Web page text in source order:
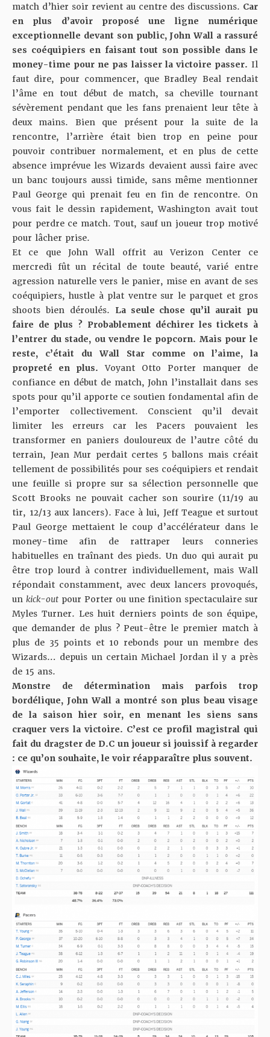
match d’hier soir revient au centre des discussions. Car
en plus d’avoir proposé une ligne numérique
exceptionnelle devant son public, John Wall a rassuré
ses coéquipiers en faisant tout son possible dans le
money-time pour ne pas laisser la victoire passer. Il
faut dire, pour commencer, que Bradley Beal rendait
l’âme en tout début de match, sa cheville tournant
sévèrement pendant que les fans prenaient leur tête à
deux mains. Bien que présent pour la suite de la
rencontre, l’arrière était bien trop en peine pour
pouvoir contribuer normalement, et en plus de cette
absence imprévue les Wizards devaient aussi faire avec
un banc toujours aussi timide, sans même mentionner
Paul George qui prenait feu en fin de rencontre. On
vous fait le dessin rapidement, Washington avait tout
pour perdre ce match. Tout, sauf un joueur trop motivé
pour lâcher prise.
Et ce que John Wall offrit au Verizon Center ce
mercredi fût un récital de toute beauté, varié entre
agression naturelle vers le panier, mise en avant de ses
coéquipiers, hustle à plat ventre sur le parquet et gros
shoots bien déroulés. La seule chose qu’il aurait pu
faire de plus ? Probablement déchirer les tickets à
l’entrer du stade, ou vendre le popcorn. Mais pour le
reste, c’était du Wall Star comme on l’aime, la
propreté en plus. Voyant Otto Porter manquer de
confiance en début de match, John l’installait dans ses
spots pour qu’il apporte ce soutien fondamental afin de
l’emporter collectivement. Conscient qu’il devait
limiter les erreurs car les Pacers pouvaient les
transformer en paniers douloureux de l’autre côté du
terrain, Jean Mur perdait certes 5 ballons mais créait
tellement de possibilités pour ses coéquipiers et rendait
une feuille si propre sur sa sélection personnelle que
Scott Brooks ne pouvait cacher son sourire (11/19 au
tir, 12/13 aux lancers). Face à lui, Jeff Teague et surtout
Paul George mettaient le coup d’accélérateur dans le
money-time afin de rattraper leurs conneries
habituelles en traînant des pieds. Un duo qui aurait pu
être trop lourd à contrer individuellement, mais Wall
répondait constamment, avec deux lancers provoqués,
un kick-out pour Porter ou une finition spectaculaire sur
Myles Turner. Les huit derniers points de son équipe,
que demander de plus ? Peut-être le premier match à
plus de 35 points et 10 rebonds pour un membre des
Wizards… depuis un certain Michael Jordan il y a près
de 15 ans.
Monstre de détermination mais parfois trop
bordélique, John Wall a montré son plus beau visage
de la saison hier soir, en menant les siens sans
craquer vers la victoire. C’est ce profil magistral qui
fait du dragster de D.C un joueur si jouissif à regarder
: ce qu’on souhaite, le voir réapparaître plus souvent.